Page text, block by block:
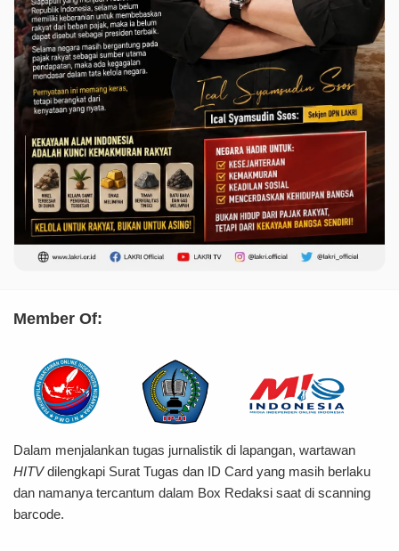
Member Of:
Dalam menjalankan tugas jurnalistik di lapangan, wartawan
HITVdilengkapi Surat Tugas dan ID Card yang masih berlaku
dan namanya tercantum dalam Box Redaksi saat di scanning
barcode.